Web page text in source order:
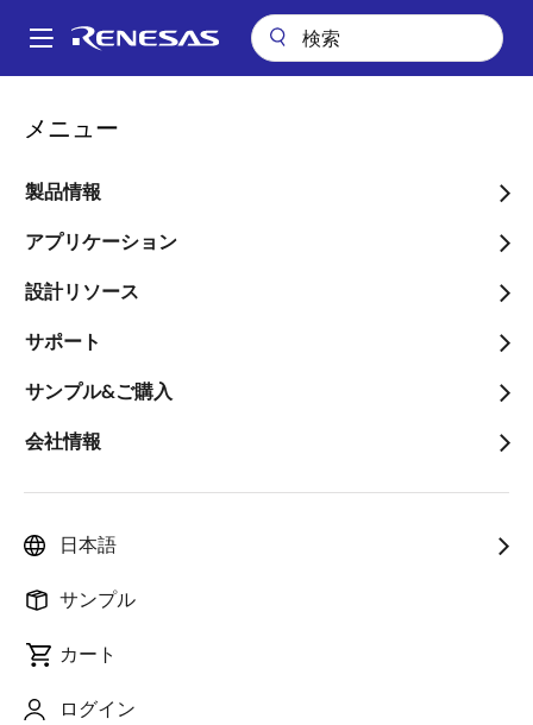
ン
Main
メニュー
製品情報
アプリケーション
設計リソース
サポート
サンプル&ご購入
会社情報
日本語
サンプル
カート
ログイン
パ
ン
く
ず
Setup App Part 3
このビデオについて
Renesas provides the R-Car S4 SDK, software that
Startup Guide', explains 'Boot Kernel by using eMMC'
as the following steps.
Boot Kernel for board S4 by using eMMC.